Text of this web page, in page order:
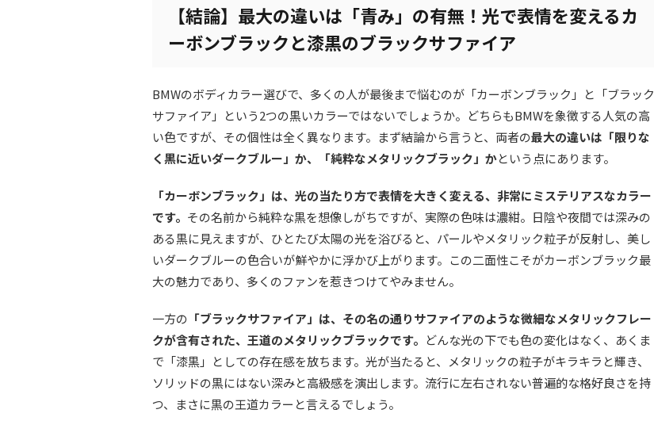
【結論】最大の違いは「青み」の有無！光で表情を変えるカ
ーボンブラックと漆黒のブラックサファイア
BMWのボディカラー選びで、多くの人が最後まで悩むのが「カーボンブラック」と「ブラック
サファイア」という2つの黒いカラーではないでしょうか。どちらもBMWを象徴する人気の高
い色ですが、その個性は全く異なります。まず結論から言うと、両者の最大の違いは「限りな
く黒に近いダークブルー」か、「純粋なメタリックブラック」かという点にあります。
「カーボンブラック」は、光の当たり方で表情を大きく変える、非常にミステリアスなカラー
です。 その名前から純粋な黒を想像しがちですが、実際の色味は濃紺。日陰や夜間では深みの
ある黒に見えますが、ひとたび太陽の光を浴びると、パールやメタリック粒子が反射し、美し
いダークブルーの色合いが鮮やかに浮かび上がります。この二面性こそがカーボンブラック最
大の魅力であり、多くのファンを惹きつけてやみません。
一方の 「ブラックサファイア」は、その名の通りサファイアのような微細なメタリックフレー
クが含有された、王道のメタリックブラックです。 どんな光の下でも色の変化はなく、あくま
で「漆黒」としての存在感を放ちます。光が当たると、メタリックの粒子がキラキラと輝き、
ソリッドの黒にはない深みと高級感を演出します。流行に左右されない普遍的な格好良さを持
つ、まさに黒の王道カラーと言えるでしょう。